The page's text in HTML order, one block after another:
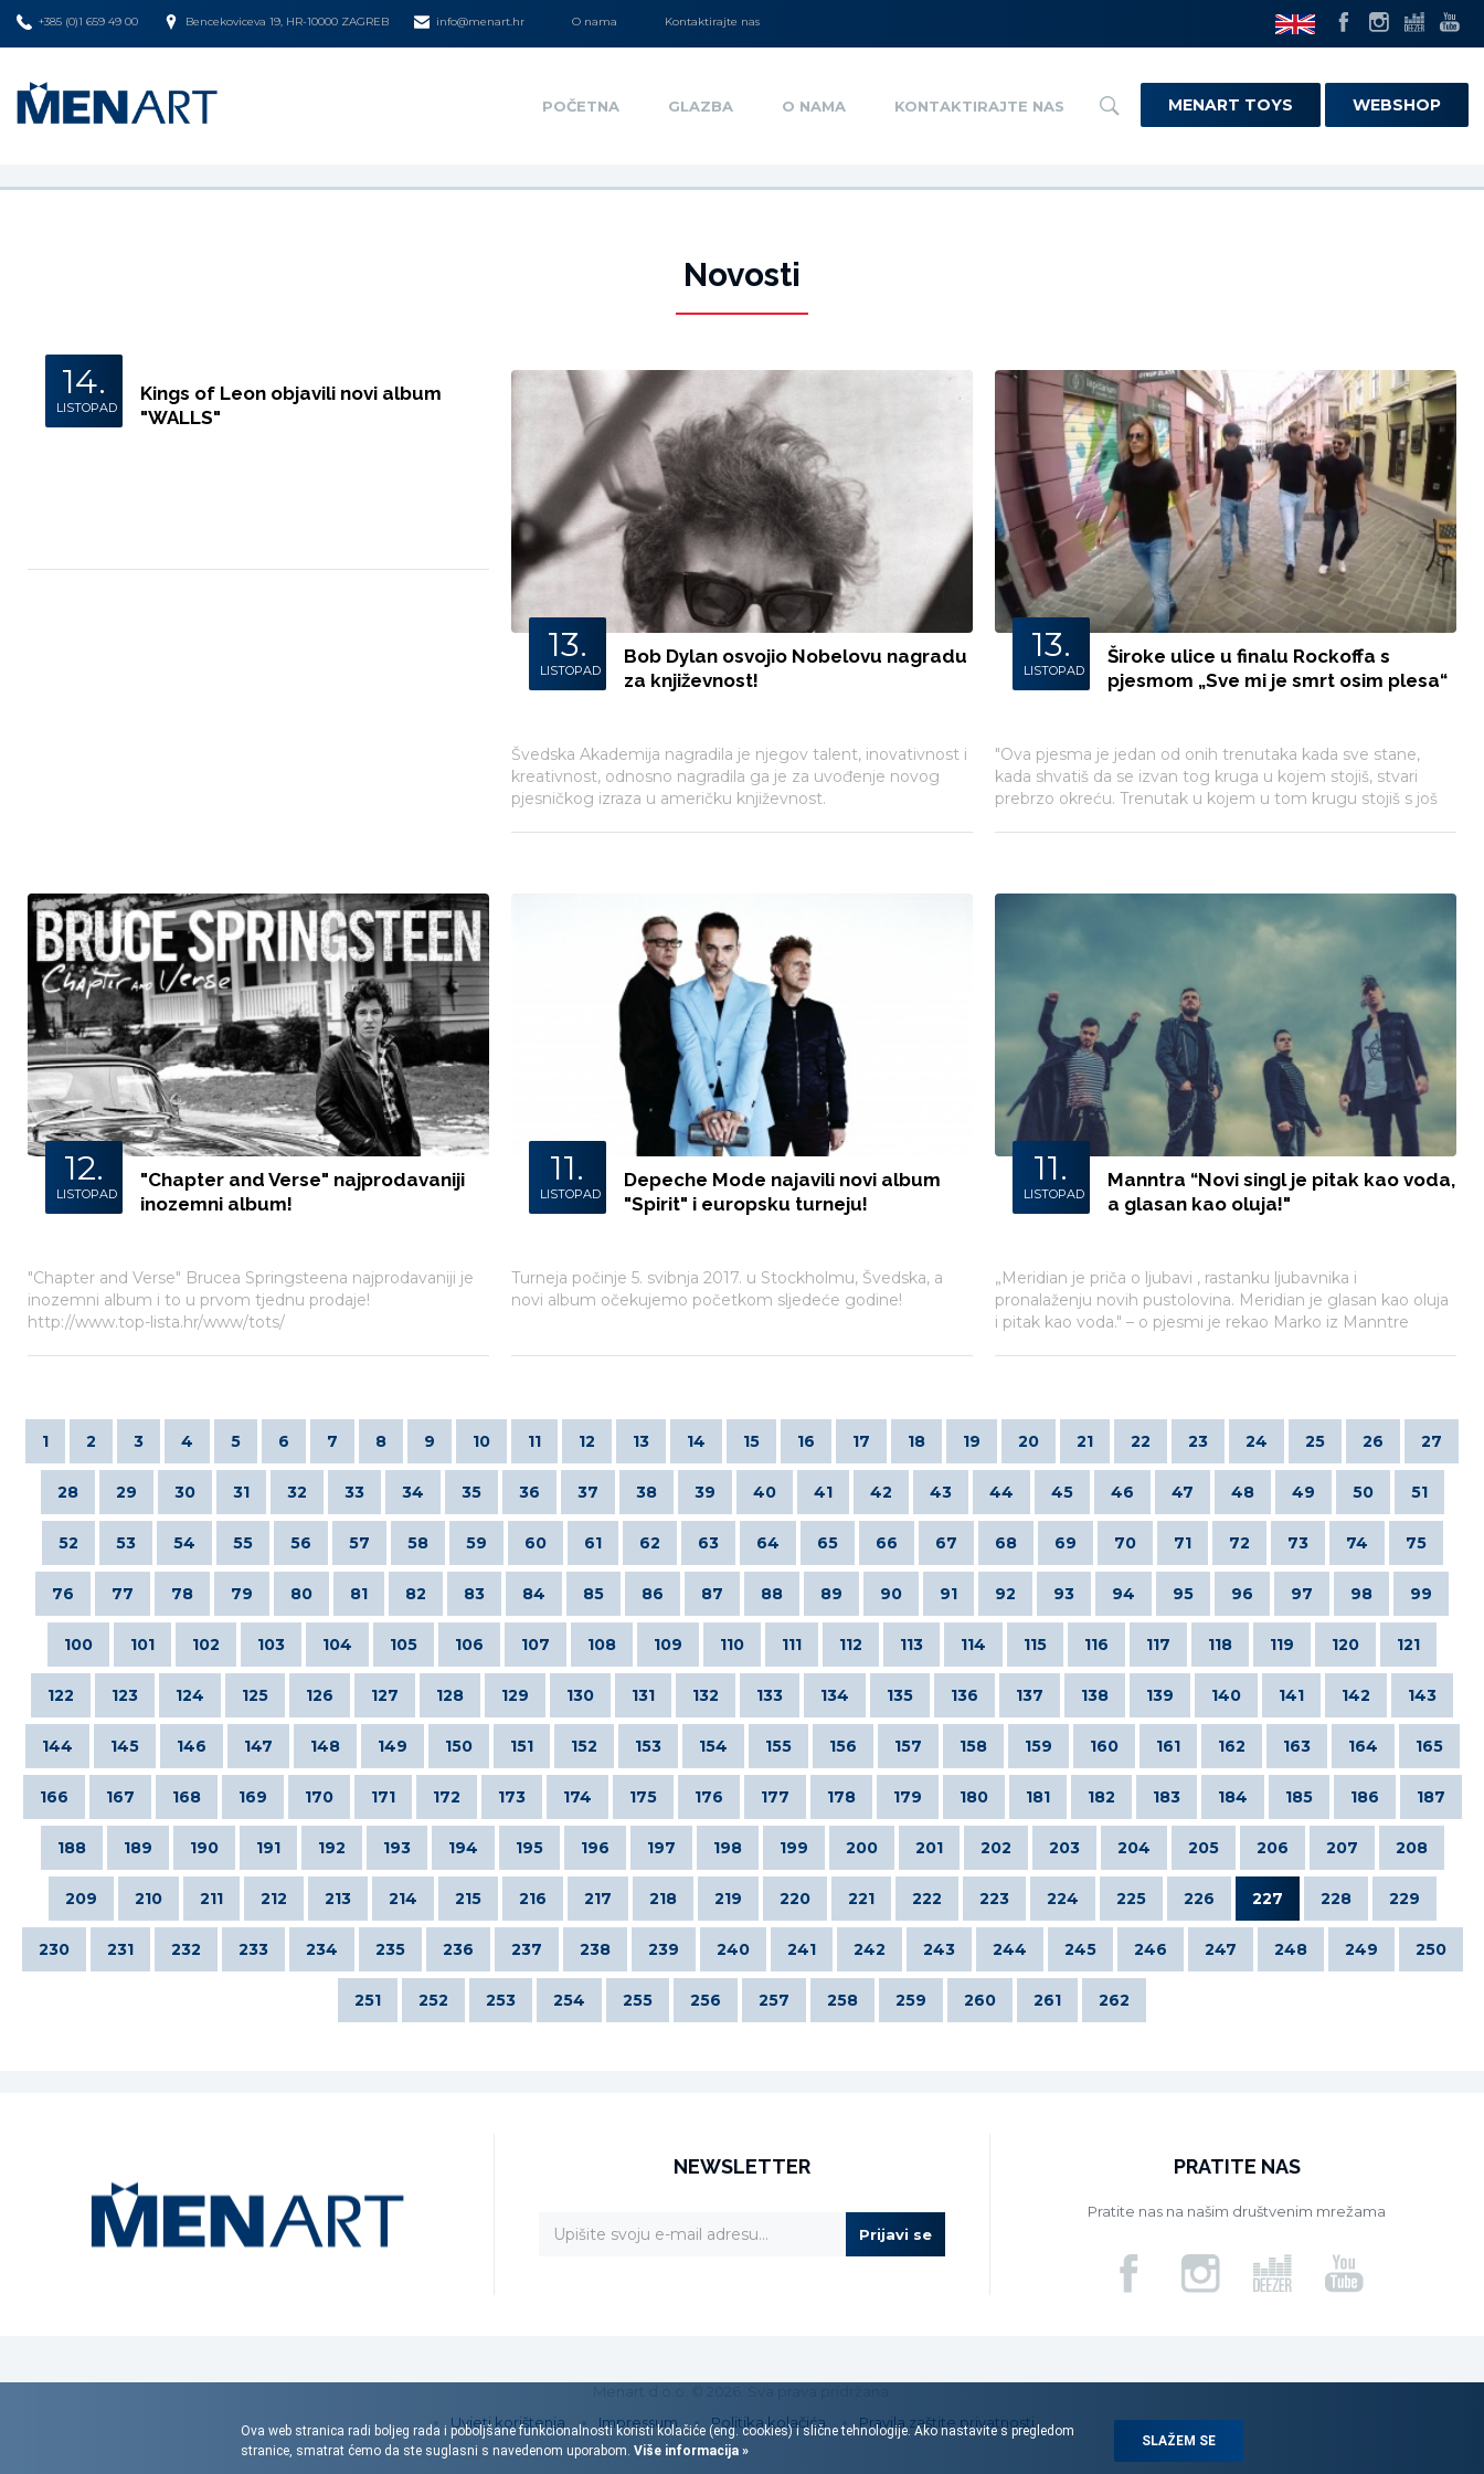
+385 (0)1 659 49 00 Bencekoviceva 19, HR-10000 ZAGREB info@menart.hr O nama Kontaktirajte nas
POČETNA GLAZBA O NAMA KONTAKTIRAJTE NAS MENART TOYS WEBSHOP
Novosti
14.
LISTOPAD
Kings of Leon objavili novi album
"WALLS"
13.
LISTOPAD
Bob Dylan osvojio Nobelovu nagradu
za književnost!
Švedska Akademija nagradila je njegov talent, inovativnost i
kreativnost, odnosno nagradila ga je za uvođenje novog
pjesničkog izraza u američku književnost.
13.
LISTOPAD
Široke ulice u finalu Rockoffa s
pjesmom „Sve mi je smrt osim plesa“
"Ova pjesma je jedan od onih trenutaka kada sve stane,
kada shvatiš da se izvan tog kruga u kojem stojiš, stvari
prebrzo okreću. Trenutak u kojem u tom krugu stojiš s još
12.
LISTOPAD
"Chapter and Verse" najprodavaniji
inozemni album!
"Chapter and Verse" Brucea Springsteena najprodavaniji je
inozemni album i to u prvom tjednu prodaje!
http://www.top-lista.hr/www/tots/
11.
LISTOPAD
Depeche Mode najavili novi album
"Spirit" i europsku turneju!
Turneja počinje 5. svibnja 2017. u Stockholmu, Švedska, a
novi album očekujemo početkom sljedeće godine!
11.
LISTOPAD
Manntra “Novi singl je pitak kao voda,
a glasan kao oluja!"
„Meridian je priča o ljubavi , rastanku ljubavnika i
pronalaženju novih pustolovina. Meridian je glasan kao oluja
i pitak kao voda." – o pjesmi je rekao Marko iz Manntre
1 2 3 4 5 6 7 8 9 10 11 12 13 14 15 16 17 18 19 20 21 22 23 24 25 26 27
28 29 30 31 32 33 34 35 36 37 38 39 40 41 42 43 44 45 46 47 48 49 50 51
52 53 54 55 56 57 58 59 60 61 62 63 64 65 66 67 68 69 70 71 72 73 74 75
76 77 78 79 80 81 82 83 84 85 86 87 88 89 90 91 92 93 94 95 96 97 98 99
100 101 102 103 104 105 106 107 108 109 110 111 112 113 114 115 116 117 118 119 120 121
122 123 124 125 126 127 128 129 130 131 132 133 134 135 136 137 138 139 140 141 142 143
144 145 146 147 148 149 150 151 152 153 154 155 156 157 158 159 160 161 162 163 164 165
166 167 168 169 170 171 172 173 174 175 176 177 178 179 180 181 182 183 184 185 186 187
188 189 190 191 192 193 194 195 196 197 198 199 200 201 202 203 204 205 206 207 208
209 210 211 212 213 214 215 216 217 218 219 220 221 222 223 224 225 226 227 228 229
230 231 232 233 234 235 236 237 238 239 240 241 242 243 244 245 246 247 248 249 250
251 252 253 254 255 256 257 258 259 260 261 262
NEWSLETTER
Prijavi se
PRATITE NAS
Pratite nas na našim društvenim mrežama
Uvjeti korištenja
Impressum Politika kolačića Pravila zaštite privatnosti
Ova web stranica radi boljeg rada i poboljšane funkcionalnosti koristi kolačiće (eng. cookies) i slične tehnologije. Ako nastavite s pregledom
stranice, smatrat ćemo da ste suglasni s navedenom uporabom. Više informacija »
SLAŽEM SE